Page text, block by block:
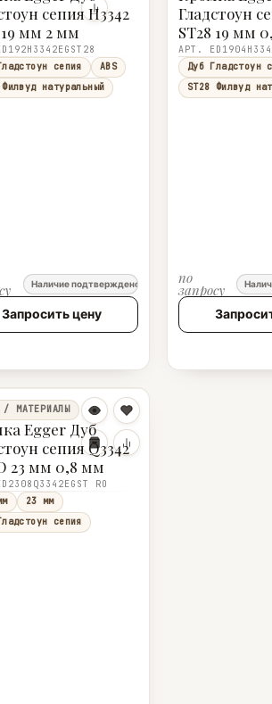
сепия H3342
19 мм 2 мм
сепия
ABS
Филвуд натуральный
Наличие подтверждено
Запросить цену
Гладстоун
ST28 19 мм
АРТ.
Дуб Гладстоун
ST28 Филвуд
по
запросу
/ МАТЕРИАЛЫ
Egger Дуб
сепия Q3342
23 мм 0,8 мм
RO
23 мм
сепия